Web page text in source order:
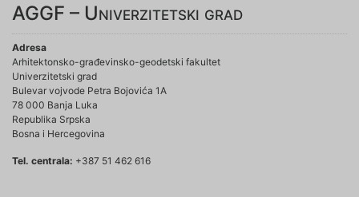
AGGF – Univerzitetski grad
Adresa
Arhitektonsko-građevinsko-geodetski fakultet
Univerzitetski grad
Bulevar vojvode Petra Bojovića 1A
78 000 Banja Luka
Republika Srpska
Bosna i Hercegovina
Tel. centrala: +387 51 462 616